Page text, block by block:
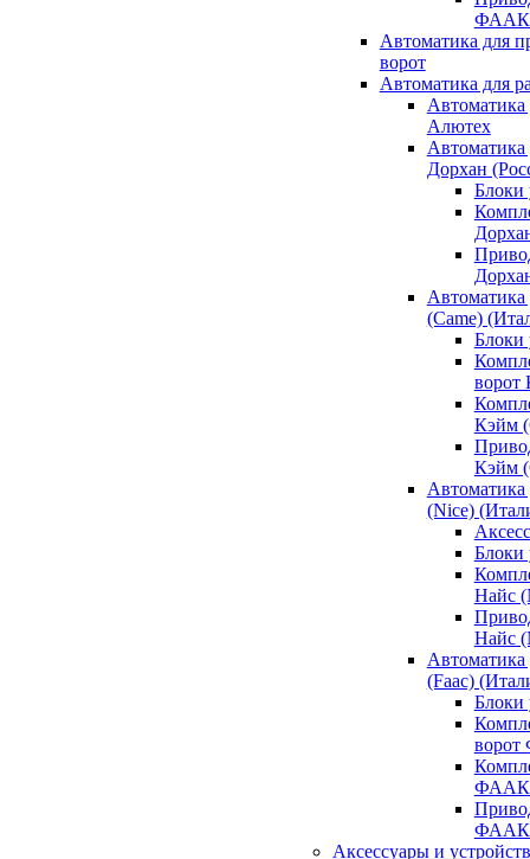
ФААК
Автоматика для
ворот
Автоматика для
Алютех
Дорхан
Блоки
(Came)
Блоки
ворот
Кэйм
Кэйм
(Nice)
Блоки
Найс
Найс
(Faac)
ФААК
ФААК
Аксессуары и